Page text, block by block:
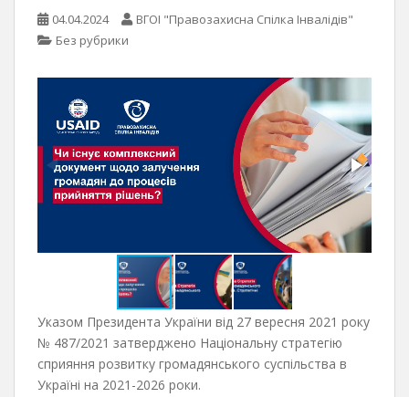
04.04.2024
ВГОІ "Правозахисна Спілка Інвалідів"
Без рубрики
Указом Президента України від 27 вересня 2021 року
№ 487/2021 затверджено Національну стратегію
сприяння розвитку громадянського суспільства в
Україні на 2021-2026 роки.